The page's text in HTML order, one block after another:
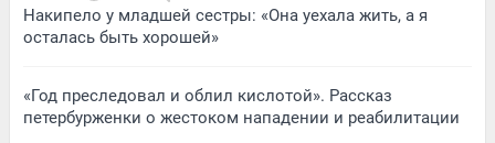
Накипело у младшей сестры: «Она уехала жить, а я
осталась быть хорошей»
«Год преследовал и облил кислотой». Рассказ
петербурженки о жестоком нападении и реабилитации